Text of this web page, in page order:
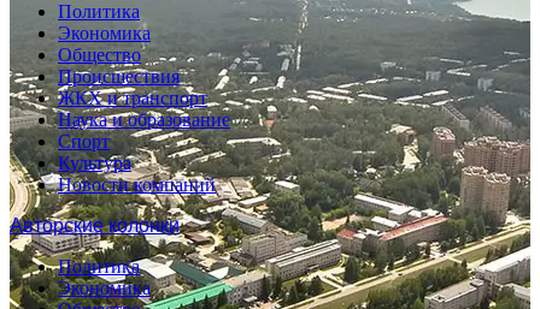
Политика
Экономика
Общество
Происшествия
ЖКХ и транспорт
Наука и образование
Спорт
Культура
Новости компаний
Авторские колонки
Политика
Экономика